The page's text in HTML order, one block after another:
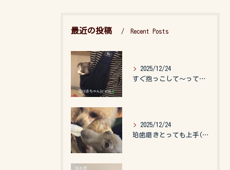
最近の投稿 Recent Posts
2025/12/24
すぐ抱っこして〜って言うので、抱っこ紐に入れてゆらゆら☺️
2025/12/24
珀歯磨きとっても上手(о´∀`о)